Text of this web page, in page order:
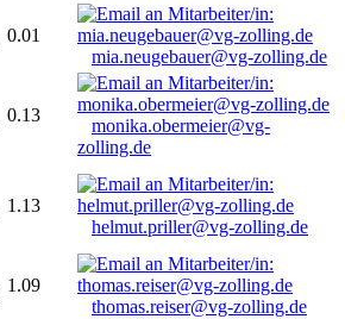
0.01
mia.neugebauer@vg-zolling.de
0.13
monika.obermeier@vg-
zolling.de
1.13
helmut.priller@vg-zolling.de
1.09
thomas.reiser@vg-zolling.de